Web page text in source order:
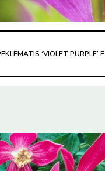
‘VIOLET PURPLE’ E